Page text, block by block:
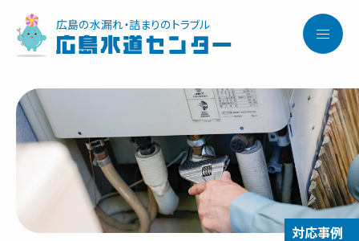
広島の水漏れ・詰まりのトラブル
広島水道センター